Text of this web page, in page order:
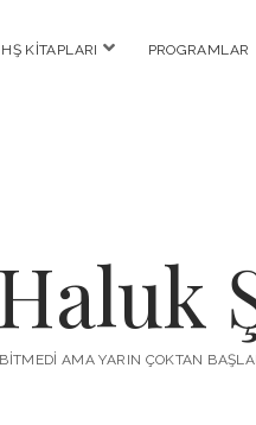
HŞ KITAPLARI menüyüPROGRAMLAR
Haluk
AMA YARIN ÇOKTAN